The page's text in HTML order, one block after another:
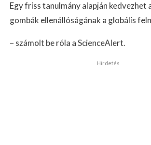
Egy friss tanulmány alapján kedvezhet
gombák ellenállóságának a globális
– számolt be róla a ScienceAlert.
Hirdetés